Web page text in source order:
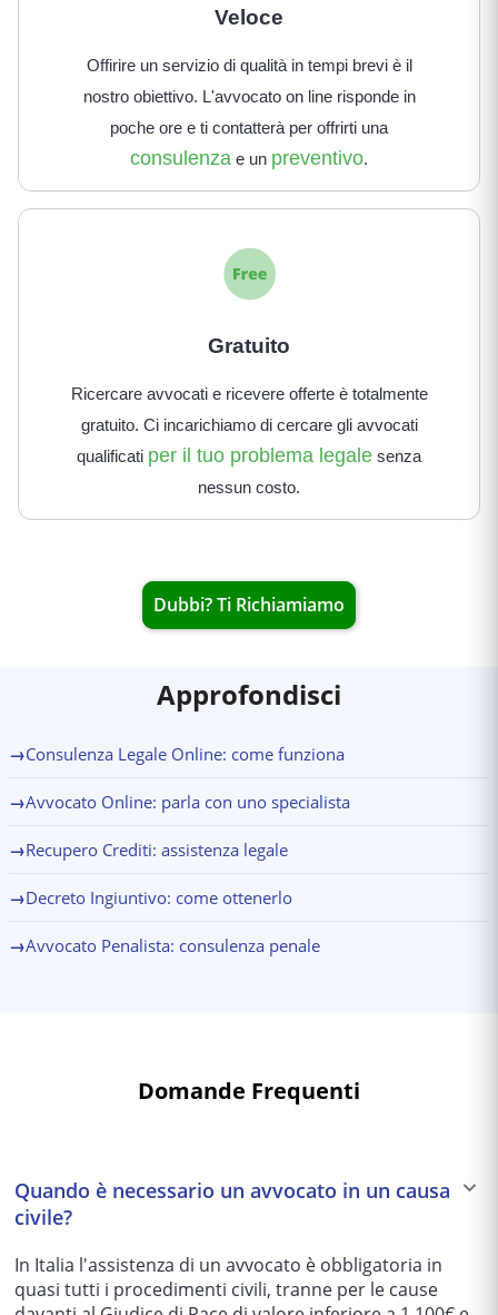
Veloce
Offirire un servizio di qualità in tempi brevi è il
nostro obiettivo. L'avvocato on line risponde in
poche ore e ti contatterà per offrirti una
consulenza e un preventivo.
Gratuito
Ricercare avvocati e ricevere offerte è totalmente
gratuito. Ci incarichiamo di cercare gli avvocati
qualificati per il tuo problema legale senza
nessun costo.
Dubbi? Ti Richiamiamo
Approfondisci
→Consulenza Legale Online: come funziona
→Avvocato Online: parla con uno specialista
→Recupero Crediti: assistenza legale
→Decreto Ingiuntivo: come ottenerlo
→Avvocato Penalista: consulenza penale
Domande Frequenti
Quando è necessario un avvocato in un causa
civile?
In Italia l'assistenza di un avvocato è obbligatoria in
quasi tutti i procedimenti civili, tranne per le cause